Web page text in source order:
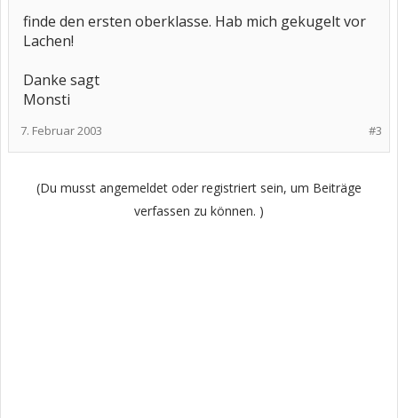
finde den ersten oberklasse. Hab mich gekugelt vor
Lachen!
Danke sagt
Monsti
#3
7. Februar 2003
(Du musst angemeldet oder registriert sein, um Beiträge
verfassen zu können. )